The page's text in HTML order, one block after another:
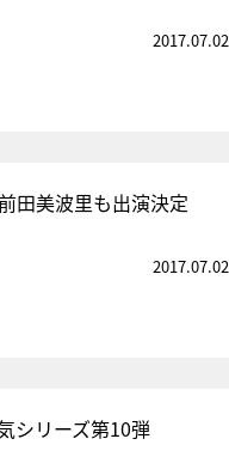
2017.07.02
田美波里も出演決定
2017.07.02
シリーズ第10弾